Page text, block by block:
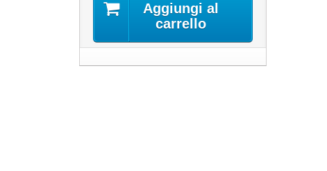
Aggiungi al
carrello